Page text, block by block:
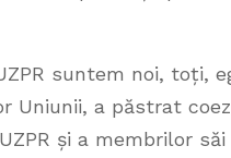
suntem noi, toți,
Uniunii, a păstrat
și a membrilor